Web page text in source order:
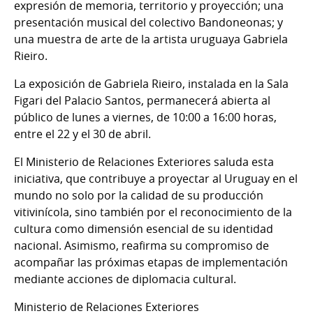
expresión de memoria, territorio y proyección; una
presentación musical del colectivo Bandoneonas; y
una muestra de arte de la artista uruguaya Gabriela
Rieiro.
La exposición de Gabriela Rieiro, instalada en la Sala
Figari del Palacio Santos, permanecerá abierta al
público de lunes a viernes, de 10:00 a 16:00 horas,
entre el 22 y el 30 de abril.
El Ministerio de Relaciones Exteriores saluda esta
iniciativa, que contribuye a proyectar al Uruguay en el
mundo no solo por la calidad de su producción
vitivinícola, sino también por el reconocimiento de la
cultura como dimensión esencial de su identidad
nacional. Asimismo, reafirma su compromiso de
acompañar las próximas etapas de implementación
mediante acciones de diplomacia cultural.
Ministerio de Relaciones Exteriores